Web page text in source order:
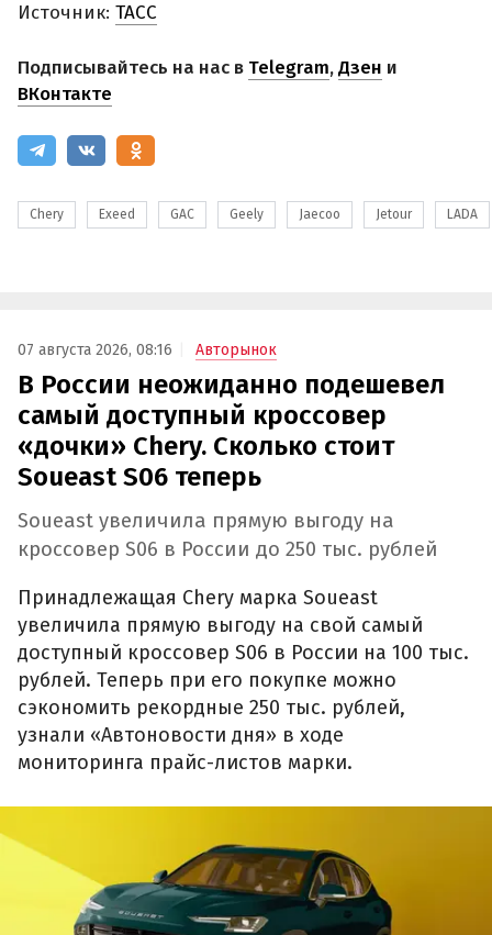
Источник: ТАСС
Подписывайтесь на нас в Telegram,Дзен и
ВКонтакте
Chery Exeed GAC Geely Jaecoo Jetour LADA
07 августа 2026, 08:16 Авторынок
В России неожиданно подешевел
самый доступный кроссовер
«дочки» Chery. Сколько стоит
Soueast S06 теперь
Soueast увеличила прямую выгоду на
кроссовер S06 в России до 250 тыс. рублей
Принадлежащая Chery марка Soueast
увеличила прямую выгоду на свой самый
доступный кроссовер S06 в России на 100 тыс.
рублей. Теперь при его покупке можно
сэкономить рекордные 250 тыс. рублей,
узнали «Автоновости дня» в ходе
мониторинга прайс-листов марки.